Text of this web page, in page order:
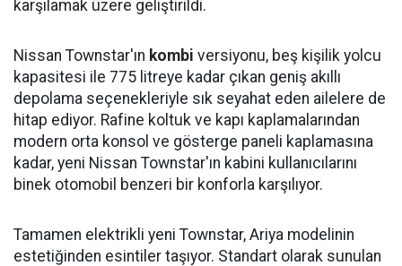
karşılamak üzere geliştirildi.
Nissan Townstar'ın kombi versiyonu, beş kişilik yolcu
kapasitesi ile 775 litreye kadar çıkan geniş akıllı
depolama seçenekleriyle sık seyahat eden ailelere de
hitap ediyor. Rafine koltuk ve kapı kaplamalarından
modern orta konsol ve gösterge paneli kaplamasına
kadar, yeni Nissan Townstar'ın kabini kullanıcılarını
binek otomobil benzeri bir konforla karşılıyor.
Tamamen elektrikli yeni Townstar, Ariya modelinin
estetiğinden esintiler taşıyor. Standart olarak sunulan